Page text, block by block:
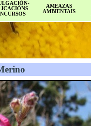
AMEAZAS
AMBIENTAIS